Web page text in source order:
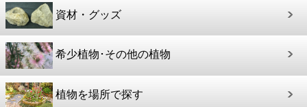
資材・グッズ
希少植物･その他の植物
植物を場所で探す